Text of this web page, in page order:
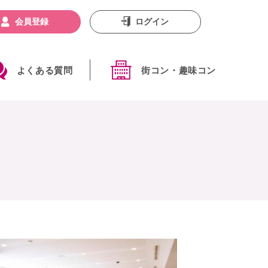
よくある質問 街コン・趣味コン
会員登録 ログイン